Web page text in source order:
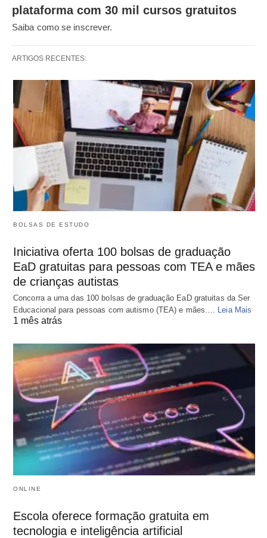
plataforma com 30 mil cursos gratuitos
Saiba como se inscrever.
ARTIGOS RECENTES:
BOLSAS DE ESTUDO
Iniciativa oferta 100 bolsas de graduação
EaD gratuitas para pessoas com TEA e mães
de crianças autistas
Concorra a uma das 100 bolsas de graduação EaD gratuitas da Ser
Educacional para pessoas com autismo (TEA) e mães.… Leia Mais
1 mês atrás
ONLINE
Escola oferece formação gratuita em
tecnologia e inteligência artificial